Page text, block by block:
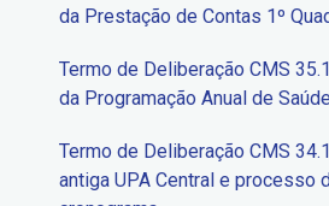
da Prestação de Contas 1º
Termo de Deliberação CMS
da Programação Anual de
Termo de Deliberação CMS
antiga UPA Central e processo